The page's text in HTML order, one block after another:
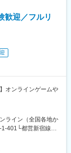
歓迎／フルリ
オンラインゲームや
ライン（全国各地か
1-401└都営新宿線
線「淡路町駅」より
より徒歩3【研修